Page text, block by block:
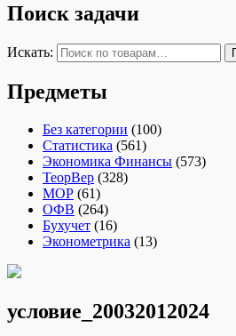
Поиск задачи
Искать:
Предметы
Без категории (100)
Статистика (561)
Экономика Финансы (573)
ТеорВер (328)
МОР (61)
ОФВ (264)
Бухучет (16)
Эконометрика (13)
условие_20032012024